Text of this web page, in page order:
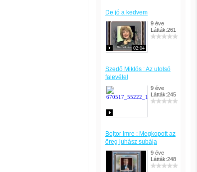
De jó a kedvem
02:04
9 éve
Látták:261
Szedő Miklós : Az utolsó
falevélel
9 éve
Látták:245
Bojtor Imre : Megkopott az
öreg juhász subája
9 éve
Látták:248